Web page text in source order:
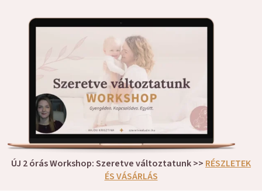
ÚJ 2 órás Workshop: Szeretve változtatunk >> RÉSZLETEK
ÉS VÁSÁRLÁS